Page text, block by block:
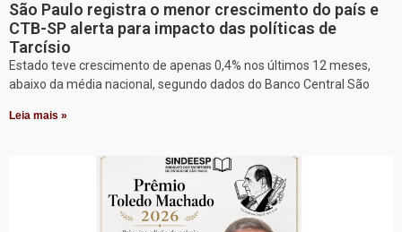
São Paulo registra o menor crescimento do país e
CTB-SP alerta para impacto das políticas de
Tarcísio
Estado teve crescimento de apenas 0,4% nos últimos 12 meses,
abaixo da média nacional, segundo dados do Banco Central São
Leia mais »